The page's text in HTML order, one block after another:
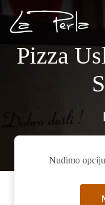
Pizza
Nudimo